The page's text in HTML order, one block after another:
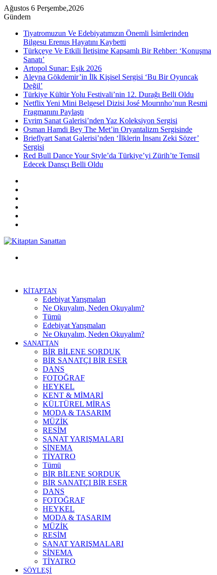
Ağustos 6 Perşembe,2026
Gündem
Tiyatromuzun Ve Edebiyatımızın Önemli İsimlerinden
Bilgesu Erenus Hayatını Kaybetti
Türkçeye Ve Etkili İletişime Kapsamlı Bir Rehber: ‘Konuşma
Sanatı’
Artopol Sunar: Eşik 2026
Aleyna Gökdemir’in İlk Kişisel Sergisi ‘Bu Bir Oyuncak
Değil’
Türkiye Kültür Yolu Festivali’nin 12. Durağı Belli Oldu
Netflix Yeni Mini Belgesel Dizisi José Mourınho’nun Resmi
Fragmanını Paylaştı
Evrim Sanat Galerisi’nden Yaz Koleksiyon Sergisi
Osman Hamdi Bey The Met’in Oryantalizm Sergisinde
Brieflyart Sanat Galerisi’nden ‘İlklerin İnsanı Zeki Sözer’
Sergisi
Red Bull Dance Your Style’da Türkiye’yi Zürih’te Temsil
Edecek Dansçı Belli Oldu
KİTAPTAN
Edebiyat Yarışmaları
Ne Okuyalım, Neden Okuyalım?
Tümü
Edebiyat Yarışmaları
Ne Okuyalım, Neden Okuyalım?
SANATTAN
BİR BİLENE SORDUK
BİR SANATÇI BİR ESER
DANS
FOTOĞRAF
HEYKEL
KENT & MİMARİ
KÜLTÜREL MİRAS
MODA & TASARIM
MÜZİK
RESİM
SANAT YARIŞMALARI
SİNEMA
TİYATRO
Tümü
BİR BİLENE SORDUK
BİR SANATÇI BİR ESER
DANS
FOTOĞRAF
HEYKEL
MODA & TASARIM
MÜZİK
RESİM
SANAT YARIŞMALARI
SİNEMA
TİYATRO
SÖYLEŞİ